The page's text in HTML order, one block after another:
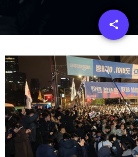
share
email